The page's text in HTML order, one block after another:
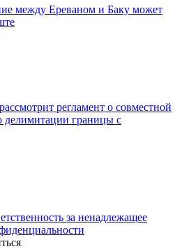
между Ереваном и Баку может
регламент о совместной
делимитации границы с
за ненадлежащее